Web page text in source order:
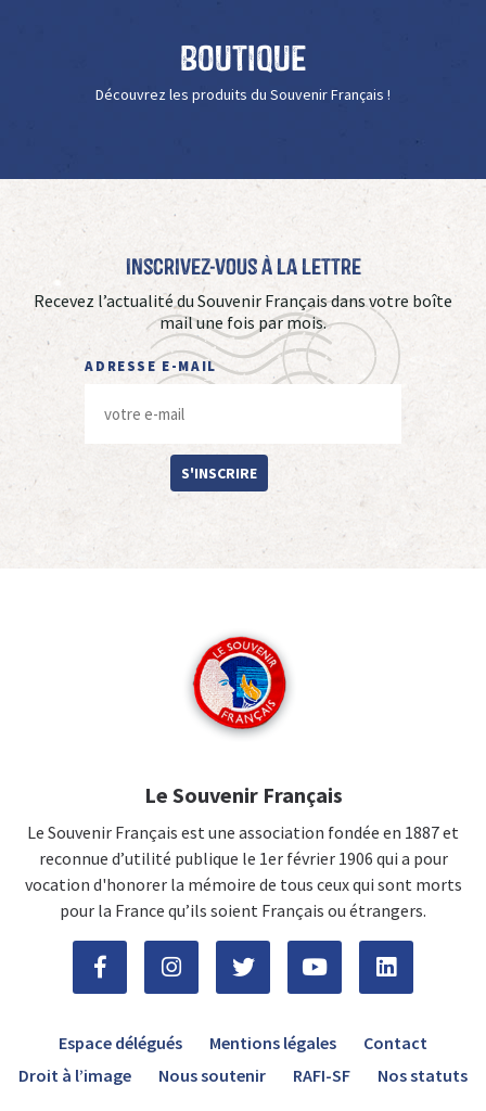
Boutique
Découvrez les produits du Souvenir Français !
Inscrivez-vous à La Lettre
Recevez l’actualité du Souvenir Français dans votre boîte
mail une fois par mois.
ADRESSE E-MAIL
S'INSCRIRE
Le Souvenir Français
Le Souvenir Français est une association fondée en 1887 et
reconnue d’utilité publique le 1er février 1906 qui a pour
vocation d'honorer la mémoire de tous ceux qui sont morts
pour la France qu’ils soient Français ou étrangers.
Espace délégués Mentions légales
Contact
Droit à l’image
Nous soutenir RAFI-SF Nos statuts